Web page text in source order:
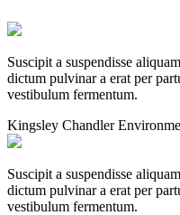
Suscipit a suspendisse
dictum pulvinar a erat per
vestibulum fermentum.
Kingsley Chandler
Suscipit a suspendisse
dictum pulvinar a erat per
vestibulum fermentum.